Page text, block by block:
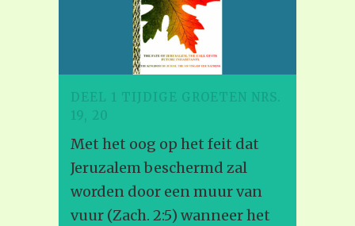
DEEL 1 TIJDIGE GROETEN NRS.
19, 20
Met het oog op het feit dat
Jeruzalem beschermd zal
worden door een muur van
vuur (Zach. 2:5) wanneer het